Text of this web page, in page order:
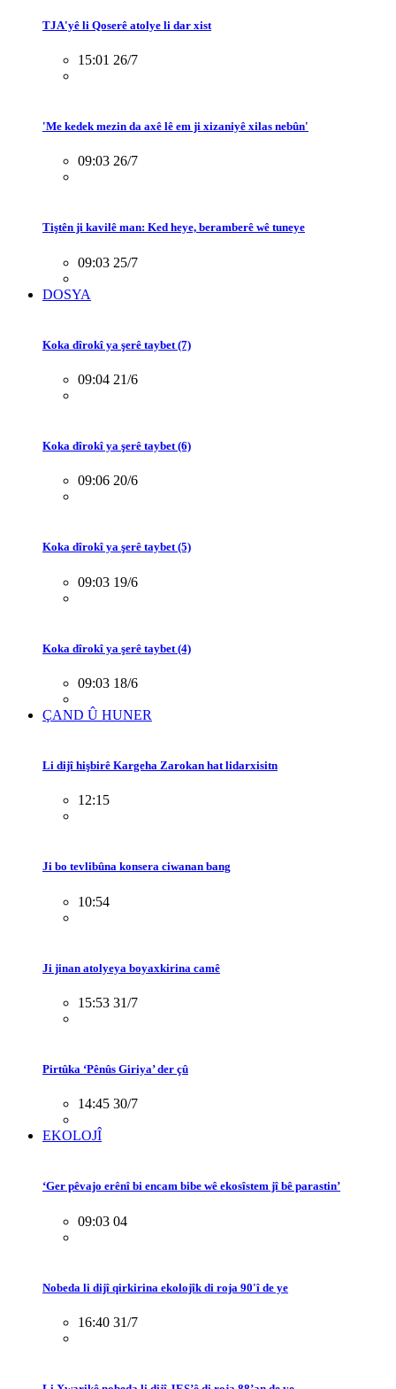
TJA'yê li Qoserê atolye li dar xist
15:01 26/7
'Me kedek mezin da axê lê em ji xizaniyê xilas nebûn'
09:03 26/7
Tiştên ji kavilê man: Ked heye, beramberê wê tuneye
09:03 25/7
DOSYA
Koka dîrokî ya şerê taybet (7)
09:04 21/6
Koka dîrokî ya şerê taybet (6)
09:06 20/6
Koka dîrokî ya şerê taybet (5)
09:03 19/6
Koka dîrokî ya şerê taybet (4)
09:03 18/6
ÇAND Û HUNER
Li dijî hişbirê Kargeha Zarokan hat lidarxisitn
12:15
Ji bo tevlibûna konsera ciwanan bang
10:54
Ji jinan atolyeya boyaxkirina camê
15:53 31/7
Pirtûka ‘Pênûs Giriya’ der çû
14:45 30/7
EKOLOJÎ
‘Ger pêvajo erênî bi encam bibe wê ekosîstem jî bê parastin’
09:03 04
Nobeda li dijî qirkirina ekolojîk di roja 90'î de ye
16:40 31/7